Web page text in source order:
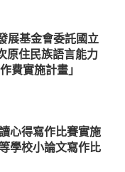
展基金會委託國立
原住民族語言能力
費實施計畫」
心得寫作比賽實施
學校小論文寫作比